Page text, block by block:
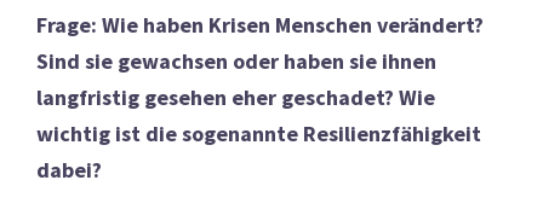
Frage: Wie haben Krisen Menschen verändert?
Sind sie gewachsen oder haben sie ihnen
langfristig gesehen eher geschadet? Wie
wichtig ist die sogenannte Resilienzfähigkeit
dabei?